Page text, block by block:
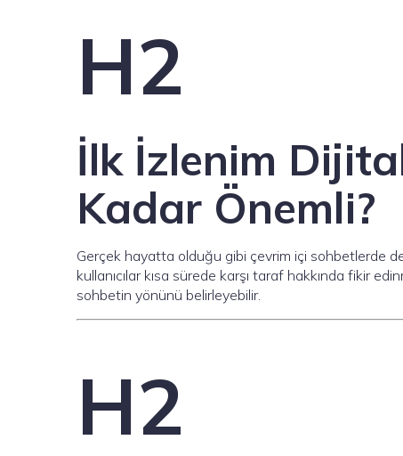
H2
İlk İzlenim
Kadar Önemli?
Gerçek hayatta olduğu gibi çevrim içi sohbetlerde
kullanıcılar kısa sürede karşı taraf hakkında fikir
sohbetin yönünü belirleyebilir.
H2